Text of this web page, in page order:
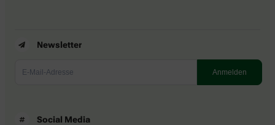
Newsletter
Social Media